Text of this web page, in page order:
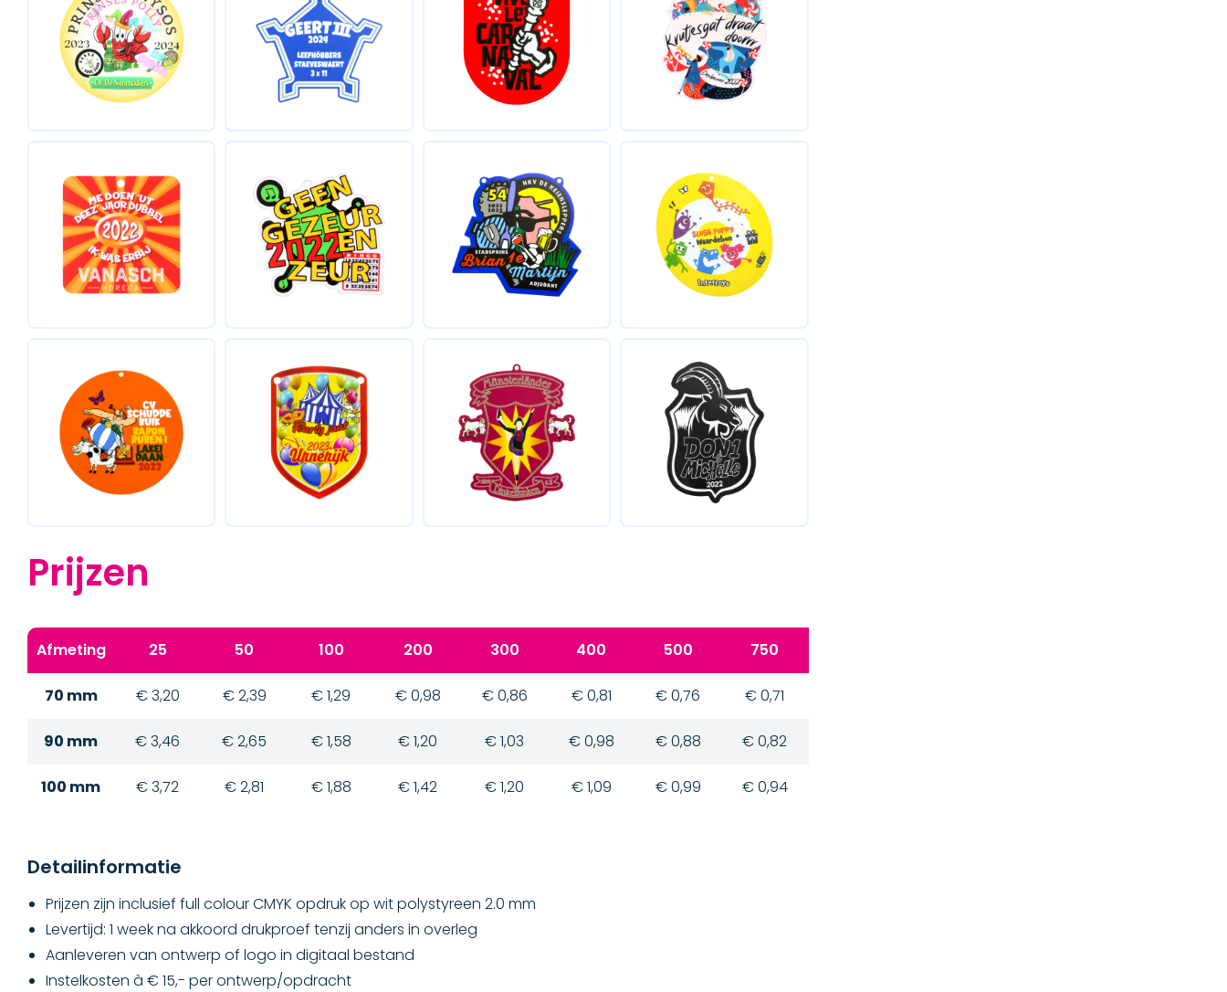
Prijzen
Afmeting 25 50 100 200 300 400 500 750
70 mm € 3,20 € 2,39 € 1,29 € 0,98 € 0,86 € 0,81 € 0,76 € 0,71
90 mm € 3,46 € 2,65 € 1,58 € 1,20 € 1,03 € 0,98 € 0,88 € 0,82
100 mm € 3,72 € 2,81 € 1,88 € 1,42 € 1,20 € 1,09 € 0,99 € 0,94
Detailinformatie
Prijzen zijn inclusief full colour CMYK opdruk op wit polystyreen 2.0 mm
Levertijd: 1 week na akkoord drukproef tenzij anders in overleg
Aanleveren van ontwerp of logo in digitaal bestand
Instelkosten à € 15,- per ontwerp/opdracht